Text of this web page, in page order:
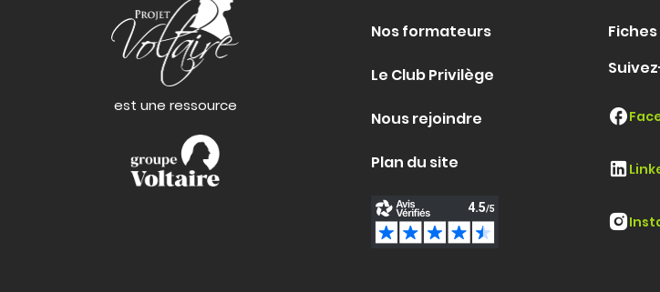
est une ressource
Nos formateurs
Le Club Privilège
Nous rejoindre
Plan du site